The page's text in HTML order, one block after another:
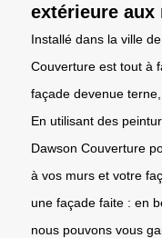
extérieure aux
Installé dans la ville
Couverture est tout à
façade devenue
En utilisant des
Dawson Couverture
à vos murs et votre
une façade faite : en
nous pouvons vous